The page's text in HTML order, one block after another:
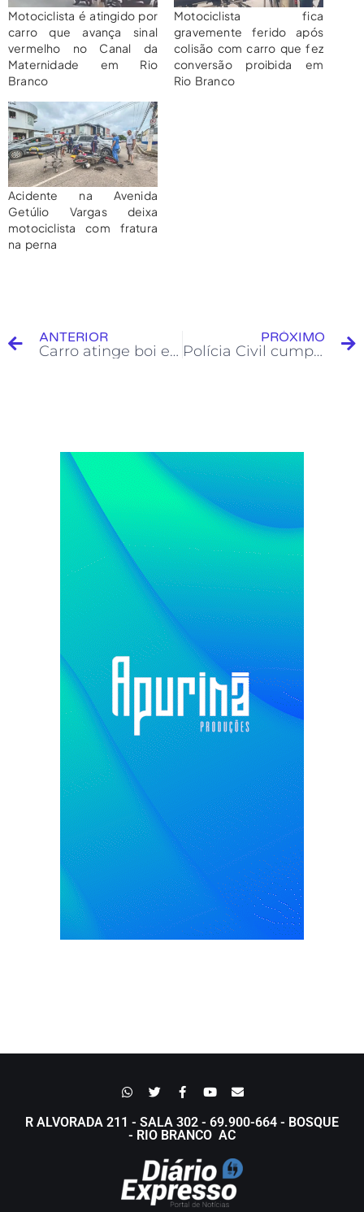
Motociclista é atingido por
carro que avança sinal
vermelho no Canal da
Maternidade em Rio
Branco
Motociclista fica
gravemente ferido após
colisão com carro que fez
conversão proibida em
Rio Branco
Acidente na Avenida
Getúlio Vargas deixa
motociclista com fratura
na perna
ANTERIOR
Carro atinge boi e bloqueia trecho da BR-364 entre Rodrigues Alves e Cruzeiro do Sul
PRÓXIMO
Polícia Civil cumpre quatro mandados de prisão em operação realizada em Tarauacá
R ALVORADA 211 - SALA 302 - 69.900-664 - BOSQUE
- RIO BRANCO AC